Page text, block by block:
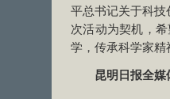
平总书记关于科技
次活动为契机，
学，传承科学家精
昆明日报全